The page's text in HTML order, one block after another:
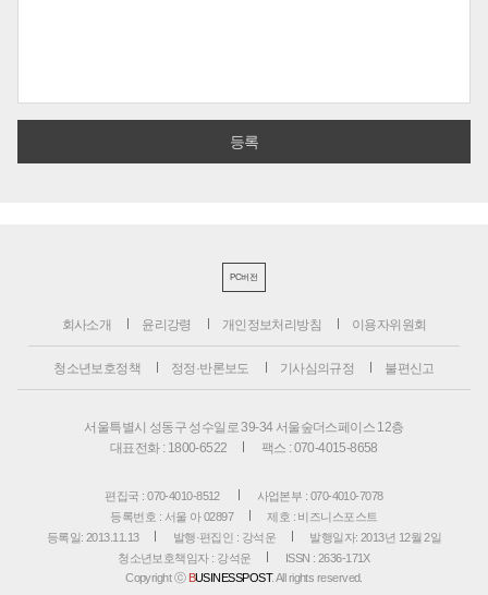
PC버전
회사소개 윤리강령 개인정보처리방침 이용자위원회
청소년보호정책 정정·반론보도 기사심의규정 불편신고
서울특별시 성동구 성수일로 39-34 서울숲더스페이스 12층
대표전화 : 1800-6522
팩스 : 070-4015-8658
편집국 : 070-4010-8512
사업본부 : 070-4010-7078
등록번호 : 서울 아 02897
제호 : 비즈니스포스트
등록일: 2013.11.13
발행·편집인 : 강석운
발행일자: 2013년 12월 2일
청소년보호책임자 : 강석운
ISSN : 2636-171X
Copyright ⓒ BUSINESSPOST. All rights reserved.